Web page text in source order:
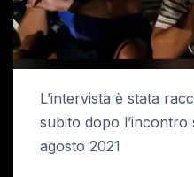
L’intervista è stata
subito dopo l’incontro
agosto 2021